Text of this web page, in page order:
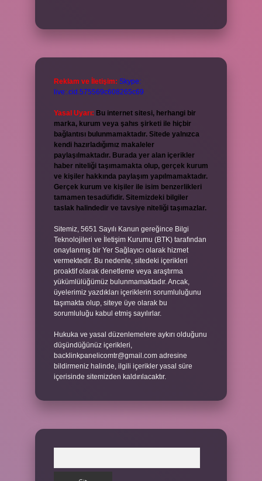
Reklam ve İletişim: Skype:
live:.cid.575569c608265c69
Yasal Uyarı: Bu internet sitesi, herhangi bir
marka, kurum veya şahıs şirketi ile hiçbir
bağlantısı bulunmamaktadır. Sitede yalnızca
kendi hazırladığımız makaleler
paylaşılmaktadır. Burada yer alan içerikler
haber niteliği taşımamakta olup, gerçek kurum
ve kişiler hakkında paylaşım yapılmamaktadır.
Gerçek kurum ve kişiler ile isim benzerlikleri
tamamen tesadüfidir. Sitemizdeki bilgiler
taslak halindedir ve tavsiye niteliği taşımazlar.
Sitemiz, 5651 Sayılı Kanun gereğince Bilgi
Teknolojileri ve İletişim Kurumu (BTK) tarafından
onaylanmış bir Yer Sağlayıcı olarak hizmet
vermektedir. Bu nedenle, sitedeki içerikleri
proaktif olarak denetleme veya araştırma
yükümlülüğümüz bulunmamaktadır. Ancak,
üyelerimiz yazdıkları içeriklerin sorumluluğunu
taşımakta olup, siteye üye olarak bu
sorumluluğu kabul etmiş sayılırlar.
Hukuka ve yasal düzenlemelere aykırı olduğunu
düşündüğünüz içerikleri,
backlinkpanelicomtr@gmail.com adresine
bildirmeniz halinde, ilgili içerikler yasal süre
içerisinde sitemizden kaldırılacaktır.